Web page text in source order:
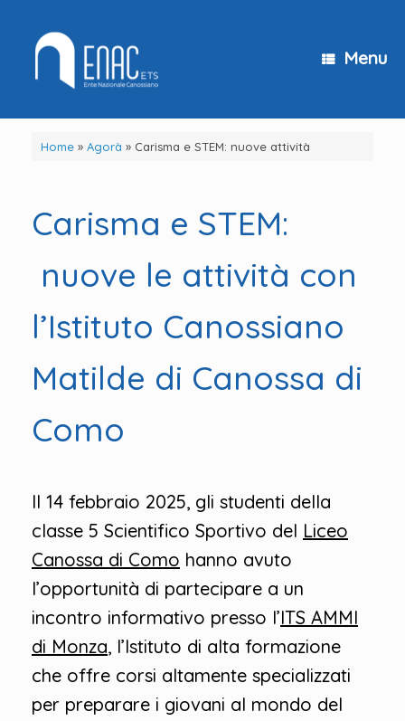
contenuto
Menu
Home» Agorà » Carisma e STEM: nuove attività
Carisma e STEM:
nuove le attività con
l’Istituto Canossiano
Matilde di Canossa di
Como
Il 14 febbraio 2025, gli studenti della
classe 5 Scientifico Sportivo del Liceo
Canossa di Como hanno avuto
l’opportunità di partecipare a un
incontro informativo presso l’ITS AMMI
di Monza, l’Istituto di alta formazione
che offre corsi altamente specializzati
per preparare i giovani al mondo del